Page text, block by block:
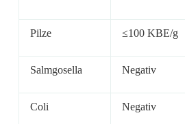
Pilze ≤100 KBE/g
Salmgosella Negativ
Coli Negativ